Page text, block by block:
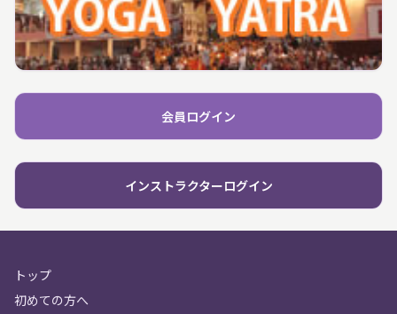
会員ログイン
インストラクターログイン
トップ
初めての方へ